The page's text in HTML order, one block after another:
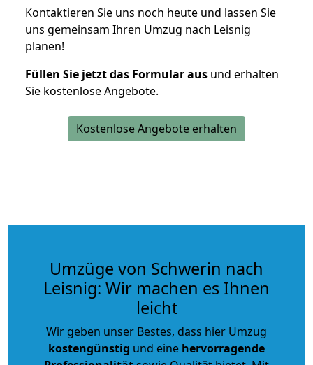
Kontaktieren Sie uns noch heute und lassen Sie
uns gemeinsam Ihren Umzug nach Leisnig
planen!
Füllen Sie jetzt das Formular aus und erhalten
Sie kostenlose Angebote.
Kostenlose Angebote erhalten
Umzüge von Schwerin nach
Leisnig: Wir machen es Ihnen
leicht
Wir geben unser Bestes, dass hier Umzug
kostengünstig und eine hervorragende